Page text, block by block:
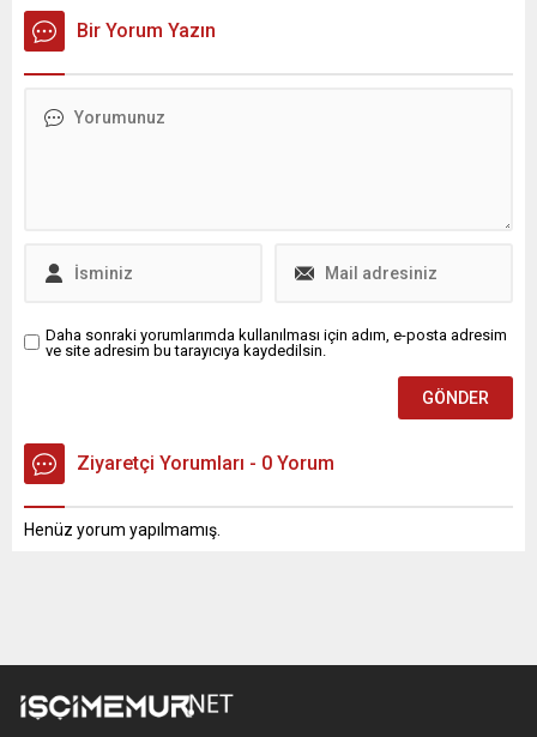
Bir Yorum Yazın
Daha sonraki yorumlarımda kullanılması için adım, e-posta adresim
ve site adresim bu tarayıcıya kaydedilsin.
Ziyaretçi Yorumları - 0 Yorum
Henüz yorum yapılmamış.